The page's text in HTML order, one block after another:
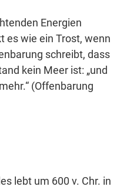
Energien
es wie ein Trost, wenn
schreibt, dass
kein Meer ist: „und
(Offenbarung
lebt um 600 v. Chr. in